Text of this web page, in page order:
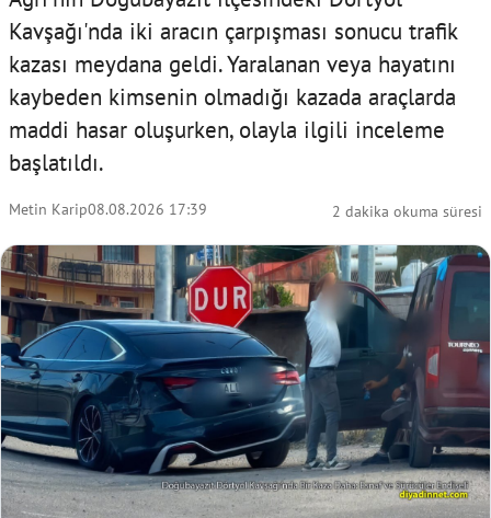
Kavşağı'nda iki aracın çarpışması sonucu trafik
kazası meydana geldi. Yaralanan veya hayatını
kaybeden kimsenin olmadığı kazada araçlarda
maddi hasar oluşurken, olayla ilgili inceleme
başlatıldı.
Metin Karip08.08.2026 17:39 2 dakika okuma süresi